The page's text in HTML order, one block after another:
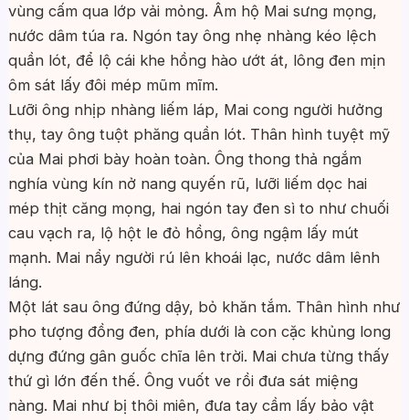
vùng cấm qua lớp vải mỏng. Âm hộ Mai sưng mọng,
nước dâm túa ra. Ngón tay ông nhẹ nhàng kéo lệch
quần lót, để lộ cái khe hồng hào ướt át, lông đen mịn
ôm sát lấy đôi mép mũm mĩm.
Lưỡi ông nhịp nhàng liếm láp, Mai cong người hưởng
thụ, tay ông tuột phăng quần lót. Thân hình tuyệt mỹ
của Mai phơi bày hoàn toàn. Ông thong thả ngắm
nghía vùng kín nở nang quyến rũ, lưỡi liếm dọc hai
mép thịt căng mọng, hai ngón tay đen sì to như chuối
cau vạch ra, lộ hột le đỏ hồng, ông ngậm lấy mút
mạnh. Mai nẩy người rú lên khoái lạc, nước dâm lênh
láng.
Một lát sau ông đứng dậy, bỏ khăn tắm. Thân hình như
pho tượng đồng đen, phía dưới là con cặc khủng long
dựng đứng gân guốc chĩa lên trời. Mai chưa từng thấy
thứ gì lớn đến thế. Ông vuốt ve rồi đưa sát miệng
nàng. Mai như bị thôi miên, đưa tay cầm lấy bảo vật